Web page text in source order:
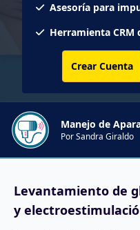
Asesoría para
Herramienta CRM
Crear Cuenta
Manejo de
Por Sandra Giraldo
Levantamiento de
y